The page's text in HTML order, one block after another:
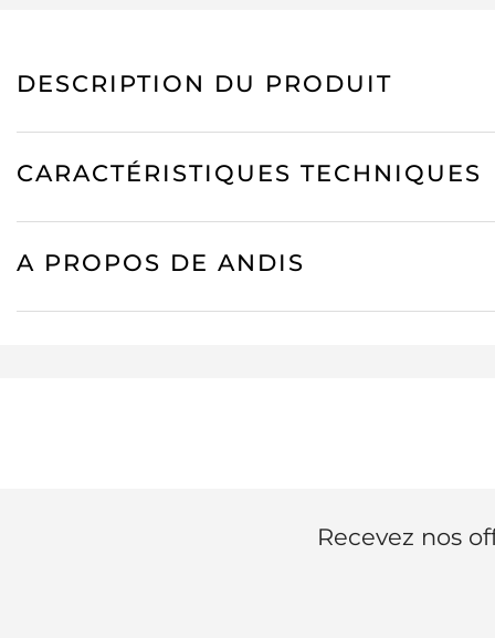
DESCRIPTION DU PRODUIT
CARACTÉRISTIQUES TECHNIQUES
A PROPOS DE ANDIS
Recevez nos